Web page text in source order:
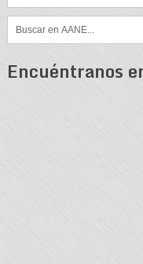
Encuéntranos